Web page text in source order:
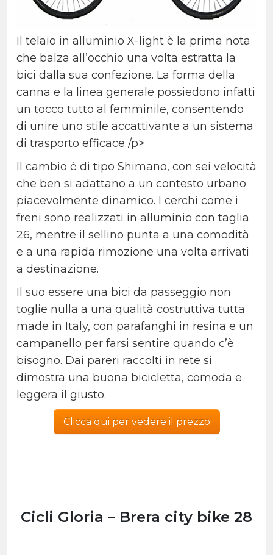
Il telaio in alluminio X-light è la prima nota
che balza all’occhio una volta estratta la
bici dalla sua confezione. La forma della
canna e la linea generale possiedono infatti
un tocco tutto al femminile, consentendo
di unire uno stile accattivante a un sistema
di trasporto efficace./p>
Il cambio è di tipo Shimano, con sei velocità
che ben si adattano a un contesto urbano
piacevolmente dinamico. I cerchi come i
freni sono realizzati in alluminio con taglia
26, mentre il sellino punta a una comodità
e a una rapida rimozione una volta arrivati
a destinazione.
Il suo essere una bici da passeggio non
toglie nulla a una qualità costruttiva tutta
made in Italy, con parafanghi in resina e un
campanello per farsi sentire quando c’è
bisogno. Dai pareri raccolti in rete si
dimostra una buona bicicletta, comoda e
leggera il giusto.
Clicca qui per vedere il prezzo
Cicli Gloria – Brera city bike 28